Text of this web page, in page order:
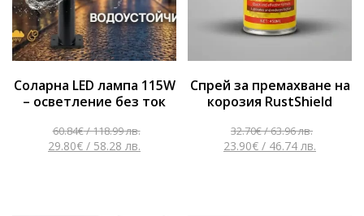
Соларна LED лампа 115W
– осветление без ток
60.84€/ 118.99 лв.
29.80€ / 58.28 лв.
Спрей за премахване на
корозия RustShield
32.70€/ 63.96 лв.
23.90€ / 46.74 лв.